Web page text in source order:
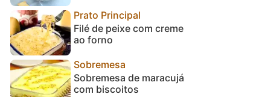
Prato Principal
Filé de peixe com creme
ao forno
Sobremesa
Sobremesa de maracujá
com biscoitos